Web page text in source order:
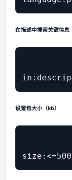
在描述中搜索关键信息
设置包大小（kb）